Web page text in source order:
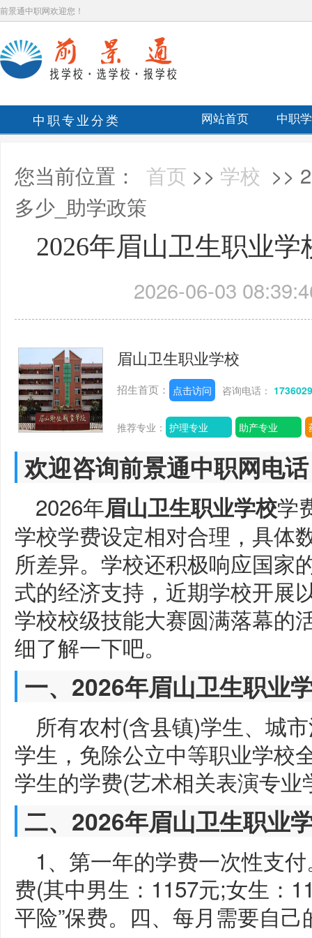
前景通中职网欢迎您！
中职专业分类 网站首页 中职
您当前位置： 首页 >> 学校 >>
多少_助学政策
2026年眉山卫生职业
2026-06-03
眉山卫生职业学校
招生首页： 点击访问 咨询电话：
推荐专业： 护理专业 助产专业
欢迎咨询前景通中职网电
2026年眉山卫生职业学校学
学校学费设定相对合理，具体
所差异。学校还积极响应国家
式的经济支持，近期学校开展
学校校级技能大赛圆满落幕的
细了解一下吧。
一、2026年眉山卫生职业
所有农村(含县镇)学生、城
学生，免除公立中等职业学校
学生的学费(艺术相关表演专业
二、2026年眉山卫生职业
1、第一年的学费一次性支
费(其中男生：1157元;女生：
平险”保费。四、每月需要自